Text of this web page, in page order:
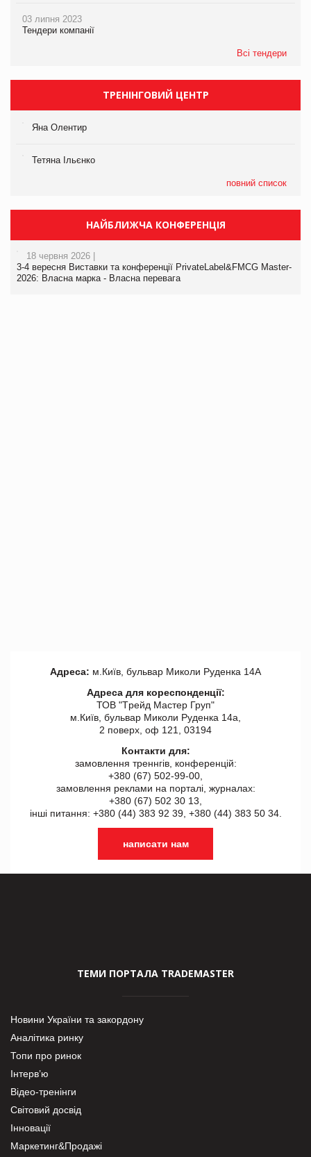
03 липня 2023
Тендери компанії
Всі тендери
ТРЕНІНГОВИЙ ЦЕНТР
Яна Олентир
Тетяна Ільєнко
повний список
НАЙБЛИЖЧА КОНФЕРЕНЦІЯ
18 червня 2026 |
3-4 вересня Виставки та конференції PrivateLabel&FMCG Master-
2026: Власна марка - Власна перевага
Адреса: м.Київ, бульвар Миколи Руденка 14А
Адреса для кореспонденції:
ТОВ "Tрейд Мастер Груп"
м.Київ, бульвар Миколи Руденка 14а,
2 поверх, оф 121, 03194
Контакти для:
замовлення треннгів, конференцій:
+380 (67) 502-99-00,
замовлення реклами на порталі, журналах:
+380 (67) 502 30 13,
інші питання: +380 (44) 383 92 39, +380 (44) 383 50 34.
написати нам
ТЕМИ ПОРТАЛА TRADEMASTER
Новини України та закордону
Аналітика ринку
Топи про ринок
Інтерв’ю
Відео-тренінги
Світовий досвід
Інновації
Маркетинг&Продажі